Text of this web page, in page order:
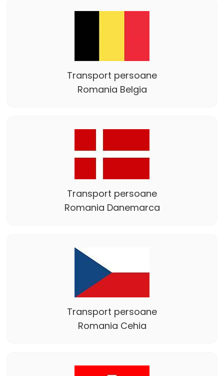
Transport persoane
Romania Belgia
Transport persoane
Romania Danemarca
Transport persoane
Romania Cehia